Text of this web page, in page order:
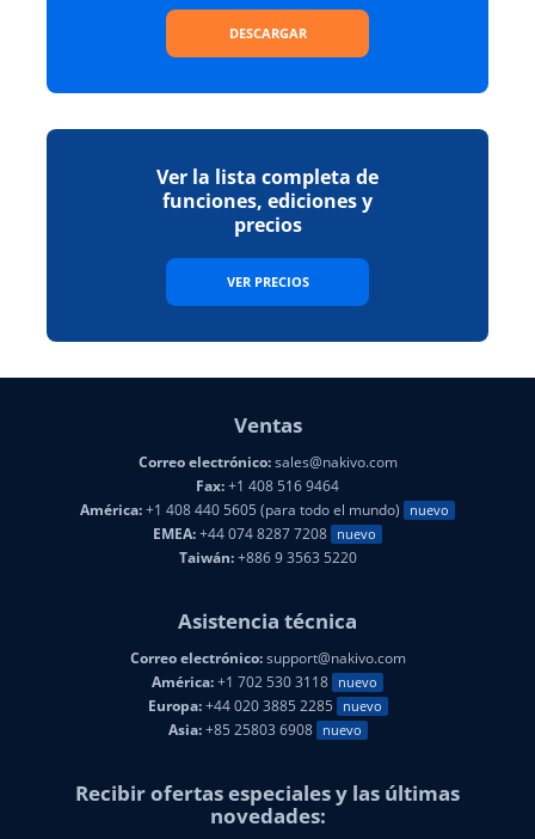
DESCARGAR
Ver la lista completa de
funciones, ediciones y
precios
VER PRECIOS
Ventas
Correo electrónico:sales@nakivo.com
Fax:+1 408 516 9464
América:+1 408 440 5605 (para todo el mundo) nuevo
EMEA:+44 074 8287 7208 nuevo
Taiwán:+886 9 3563 5220
Asistencia técnica
Correo electrónico:support@nakivo.com
América:+1 702 530 3118 nuevo
Europa:+44 020 3885 2285 nuevo
Asia:+85 25803 6908 nuevo
Recibir ofertas especiales y las últimas
novedades: